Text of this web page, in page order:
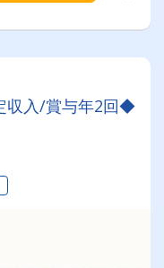
収入/賞与年2回◆